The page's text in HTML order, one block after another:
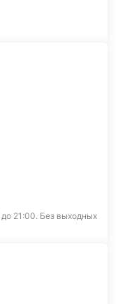
21:00. Без выходных